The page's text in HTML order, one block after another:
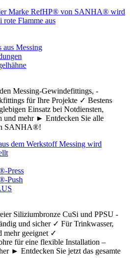
Messing
Messing-Gewindefittings, -
für Ihre Projekte ✓ Bestens
Einsatz bei Notdiensten,
und mehr ► Entdecken Sie alle
SANHA®!
Press
Push
Siliziumbronze CuSi und PPSU -
und sicher ✓ Für Trinkwasser,
mehr geeignet ✓
für eine flexible Installation –
► Entdecken Sie jetzt das gesamte